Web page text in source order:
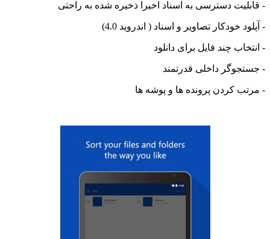
دسترسی به اسناد اخیرا ذخیره شده به راحتی
خودکار تصاویر و اسناد ( اندروید 4.0)
چند فایل برای دانلود
داخلی قدرتمند
کردن پرونده ها و پوشه ها